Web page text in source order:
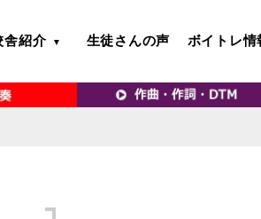
なれるボイトレ教室｜
ーメリー）
舎紹介 生徒さんの声 ボイトレ情